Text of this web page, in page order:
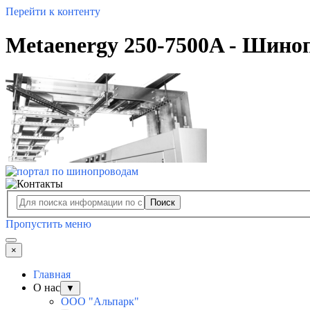
Перейти к контенту
Metaenergy 250-7500A -
Поиск
Пропустить меню
×
Главная
О нас
▼
ООО "Альпарк"